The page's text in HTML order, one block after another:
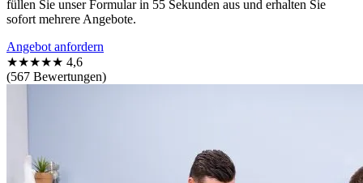
füllen Sie unser Formular in 55 Sekunden aus und erhalten Sie
sofort mehrere Angebote.
Angebot anfordern
★★★★★ 4,6
(567 Bewertungen)